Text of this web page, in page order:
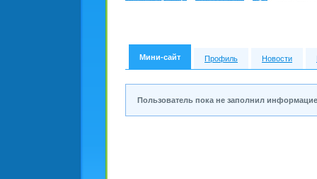
Мини-сайт Профиль Новости
Пользователь пока не заполнил